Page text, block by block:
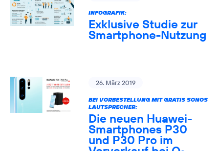
INFOGRAFIK:
Exklusive Studie zur
Smartphone-Nutzung
26. März 2019
BEI VORBESTELLUNG MIT GRATIS SONOS
LAUTSPRECHER:
Die neuen Huawei-
Smartphones P30
und P30 Pro im